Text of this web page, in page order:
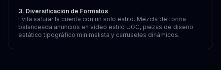
3. Diversificación de Formatos
Evita saturar la cuenta con un solo estilo. Mezcla de forma
balanceada anuncios en video estilo UGC, piezas de diseño
estático tipográfico minimalista y carruseles dinámicos.